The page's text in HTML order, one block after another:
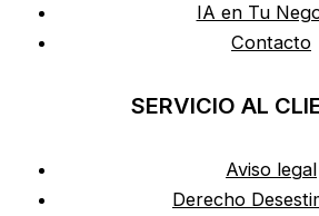
IA en Tu
Contacto
SERVICIO AL
Aviso legal
Derecho